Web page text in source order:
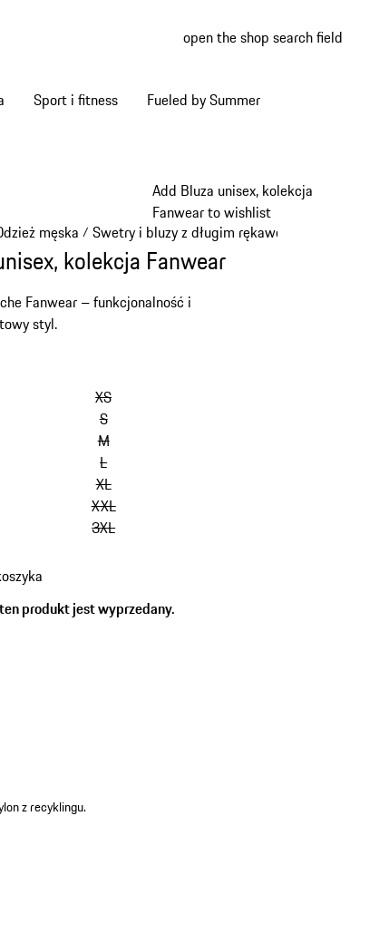
open the shop search field
Sport i fitness Fueled by Summer
Add Bluza unisex, kolekcja
Fanwear to wishlist
męska / Swetry i bluzy z długim rękawem
kolekcja Fanwear
Fanwear – funkcjonalność i
styl.
XS
S
M
L
XL
XXL
3XL
produkt jest wyprzedany.
z recyklingu.